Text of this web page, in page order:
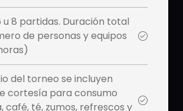
u 8 partidas. Duración total
de personas y equipos
del torneo se incluyen
cortesía para consumo
café, té, zumos, refrescos y